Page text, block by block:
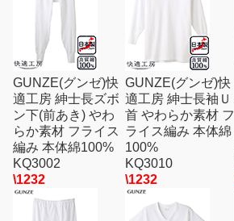
GUNZE(グンゼ)快
適工房 紳士長ズボ
ン下(前あき) やわ
らか素材 フライス
編み 本体綿100%
KQ3002
\1232
GUNZE(グンゼ)快
適工房 紳士長袖Ｕ
首 やわらか素材 フ
ライス編み 本体綿
100%
KQ3010
\1232